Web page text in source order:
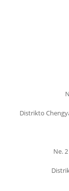
Distrikto
Ne.